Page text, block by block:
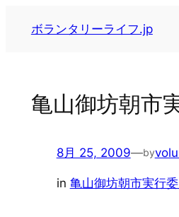
ボランタリーライフ.jp
亀山御坊朝市
8月 25, 2009—by
in 亀山御坊朝市実行